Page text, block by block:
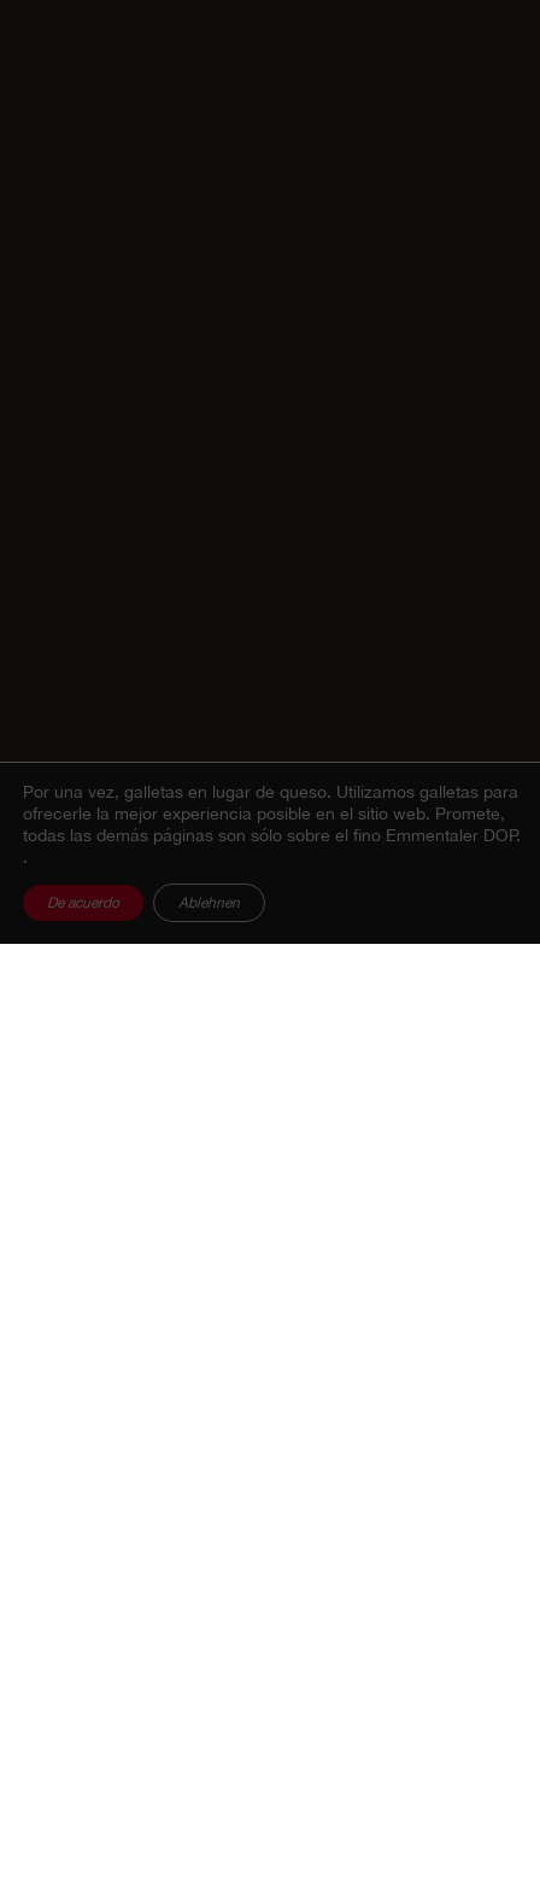
Por una vez, galletas en lugar de queso. Utilizamos galletas para
ofrecerle la mejor experiencia posible en el sitio web. Promete,
todas las demás páginas son sólo sobre el fino Emmentaler DOP.
.
De acuerdo Ablehnen